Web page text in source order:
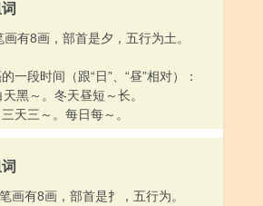
画有8画，部首是夕，五行为土。
一段时间（跟“日”、“昼”相对）：
黑～。冬天昼短～长。
天三～。每日每～。
画有8画，部首是扌，五行为。